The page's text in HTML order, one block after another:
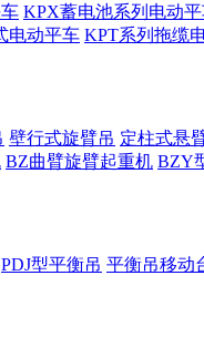
KPX蓄电池系列电动
电动平车 KPT系列拖缆
壁行式旋臂吊 定柱式悬
BZ曲臂旋臂起重机 BZY
PDJ型平衡吊 平衡吊移动